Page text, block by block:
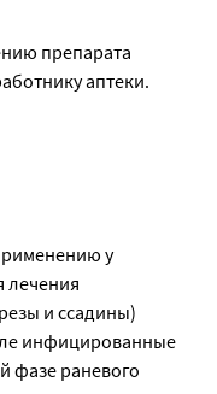
препарата
аптеки.
у
лечения
и ссадины)
инфицированные
фазе раневого